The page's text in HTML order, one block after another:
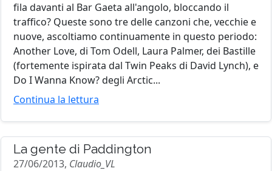
fila davanti al Bar Gaeta all'angolo, bloccando il
traffico? Queste sono tre delle canzoni che, vecchie e
nuove, ascoltiamo continuamente in questo periodo:
Another Love, di Tom Odell, Laura Palmer, dei Bastille
(fortemente ispirata dal Twin Peaks di David Lynch), e
Do I Wanna Know? degli Arctic...
Continua la lettura
La gente di Paddington
27/06/2013, Claudio_VL